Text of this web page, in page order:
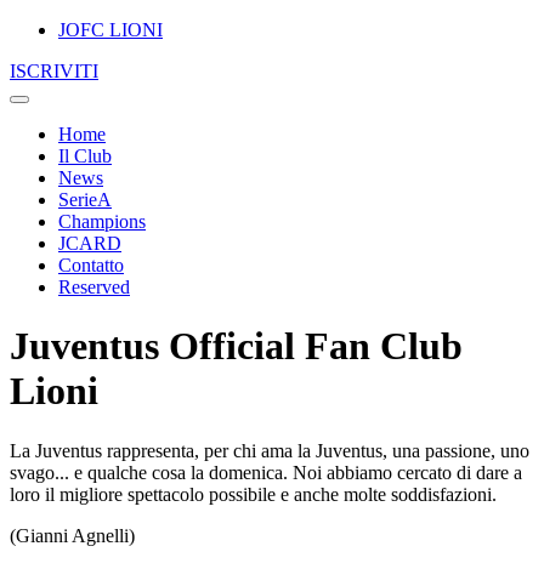
JOFC LIONI
ISCRIVITI
Home
Il Club
News
SerieA
Champions
JCARD
Contatto
Reserved
Juventus Official Fan Club
Lioni
La Juventus rappresenta, per chi ama la Juventus, una passione, uno
svago... e qualche cosa la domenica. Noi abbiamo cercato di dare a
loro il migliore spettacolo possibile e anche molte soddisfazioni.
(Gianni Agnelli)